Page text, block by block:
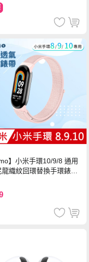
】小米手環10/9/8 通用
龍織紋回環替換手環錶帶-